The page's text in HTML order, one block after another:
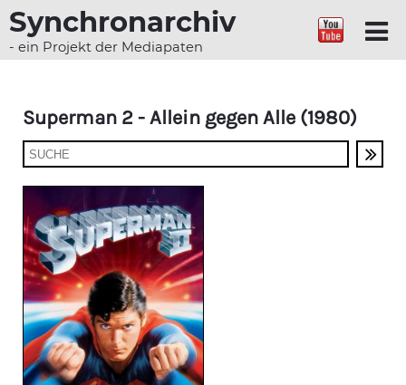
Synchronarchiv
- ein Projekt der Mediapaten
Superman 2 - Allein gegen Alle (1980)